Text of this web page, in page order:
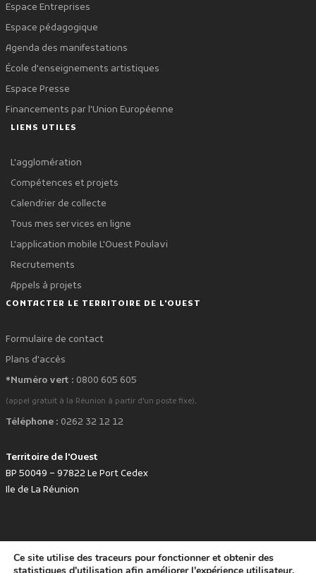
Espace Entreprises
Espace pédagogique
Agenda des manifestations
École d'enseignements artistiques
Espace Presse
Financements par l'Union Européenne
LIENS UTILES
L'agglomération
Compétences et projets
Calendrier de collecte
Tous mes services en ligne
L'application mobile L'Ouest Poulavi
Recrutements
Appels à projets
CONTACTER LE TERRITOIRE DE L'OUEST
Formulaire de contact
Plans d'accès
*Numéro vert : 0800 605 605
(appel gratuit à la Réunion à partir d'un poste fixe).
Téléphone : 0262 32 12 12
Territoire de l'Ouest
BP 50049 – 97822 Le Port Cedex
Ile de La Réunion
Développé avec favoritepar le Territoire de l'Ouest © www.tco.re -2026.
Ce site utilise des traceurs pour fonctionner et obtenir des